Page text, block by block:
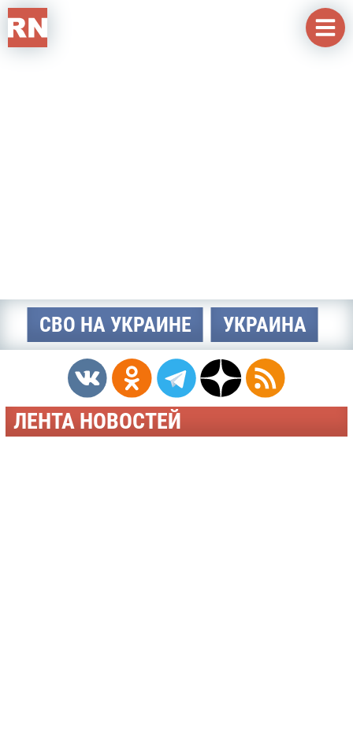
Перейти к основному содержанию
СВО НА УКРАИНЕ УКРАИНА
ЛЕНТА НОВОСТЕЙ